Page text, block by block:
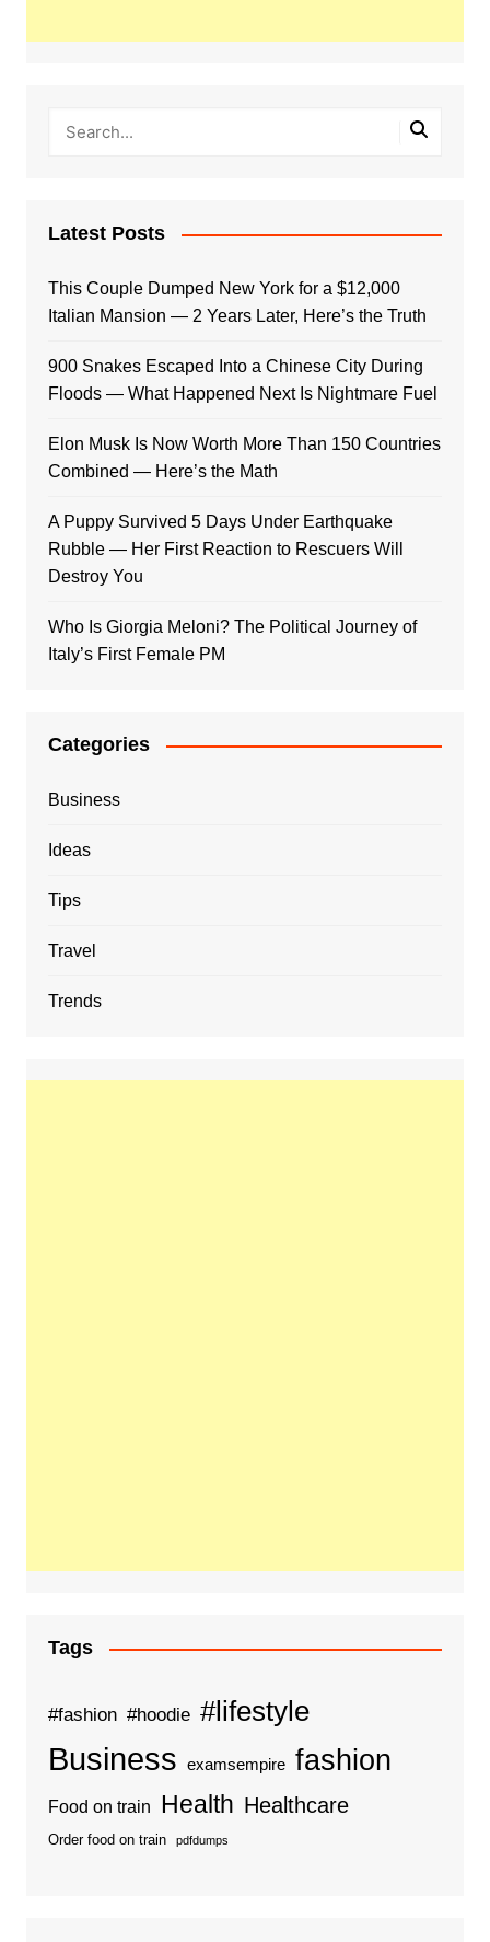
Latest Posts
This Couple Dumped New York for a $12,000
Italian Mansion — 2 Years Later, Here’s the Truth
900 Snakes Escaped Into a Chinese City During
Floods — What Happened Next Is Nightmare Fuel
Elon Musk Is Now Worth More Than 150 Countries
Combined — Here’s the Math
A Puppy Survived 5 Days Under Earthquake
Rubble — Her First Reaction to Rescuers Will
Destroy You
Who Is Giorgia Meloni? The Political Journey of
Italy’s First Female PM
Categories
Business
Ideas
Tips
Travel
Trends
Tags
#fashion #hoodie #lifestyle
Business examsempire fashion
Food on train Health Healthcare
Order food on train pdfdumps